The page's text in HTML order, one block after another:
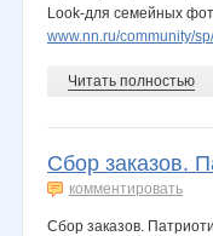
Look-для семейных
www.nn.ru/community/
Читать полностью
Сбор заказов.
комментировать
Сбор заказов.